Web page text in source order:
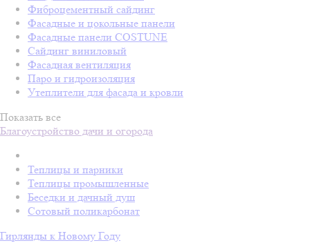
Фиброцементный сайдинг
Фасадные и цокольные панели
Фасадные панели COSTUNE
Сайдинг виниловый
Фасадная вентиляция
Паро и гидроизоляция
Утеплители для фасада и кровли
Показать все
Благоустройство дачи и огорода
Теплицы и парники
Теплицы промышленные
Беседки и дачный душ
Сотовый поликарбонат
Гирлянды к Новому Году